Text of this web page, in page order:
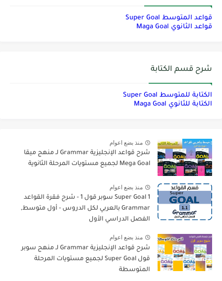
قواعد المتوسط Super Goal
قواعد الثانوي Maga Goal
شرح قسم الكتابة
الكتابة للمتوسط Super Goal
الكتابة للثانوي Maga Goal
منذ بضع اعوام
شرح قواعد الإنجليزية Grammar لـ منهج ميقا
Mega Goal لجميع مستويات المرحلة الثانوية
منذ بضع اعوام
Super Goal 1 سوبر قول 1 - شرح فقرة القواعد
Grammar بالعربي لكل الدروس - أول متوسط,
الفصل الدراسي الأول
منذ بضع اعوام
شرح قواعد الإنجليزية Grammar لـ منهج سوبر
قول Super Goal لجميع مستويات المرحلة
المتوسطة